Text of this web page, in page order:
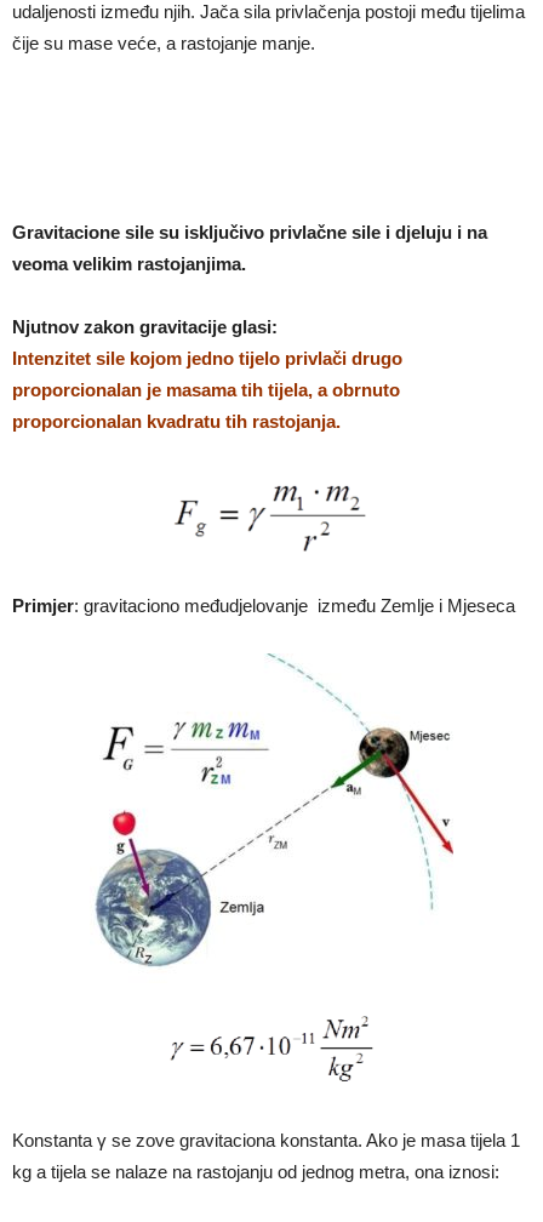
udaljenosti između njih. Jača sila privlačenja postoji među tijelima
čije su mase veće, a rastojanje manje.
Gravitacione sile su isključivo privlačne sile i djeluju i na
veoma velikim rastojanjima.
Njutnov zakon gravitacije glasi:
Intenzitet sile kojom jedno tijelo privlači drugo
proporcionalan je masama tih tijela, a obrnuto
proporcionalan kvadratu tih rastojanja.
Primjer: gravitaciono međudjelovanje između Zemlje i Mjeseca
Konstanta γ se zove gravitaciona konstanta. Ako je masa tijela 1
kg a tijela se nalaze na rastojanju od jednog metra, ona iznosi: